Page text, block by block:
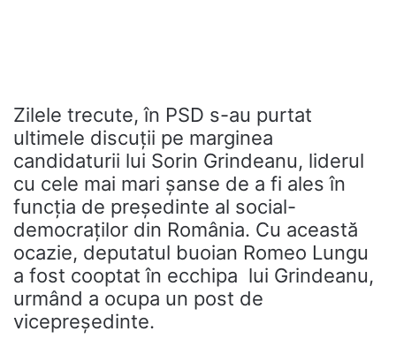
Zilele trecute, în PSD s-au purtat
ultimele discuții pe marginea
candidaturii lui Sorin Grindeanu, liderul
cu cele mai mari șanse de a fi ales în
funcția de președinte al social-
democraților din România. Cu această
ocazie, deputatul buoian Romeo Lungu
a fost cooptat în ecchipa lui Grindeanu,
urmând a ocupa un post de
vicepreședinte.